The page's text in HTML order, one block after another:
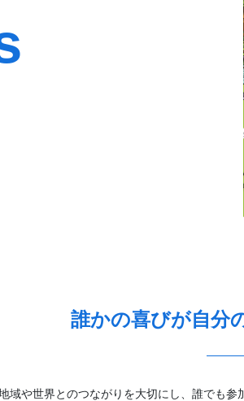
誰かの喜びが自分
域や世界とのつながりを大切にし、誰でも